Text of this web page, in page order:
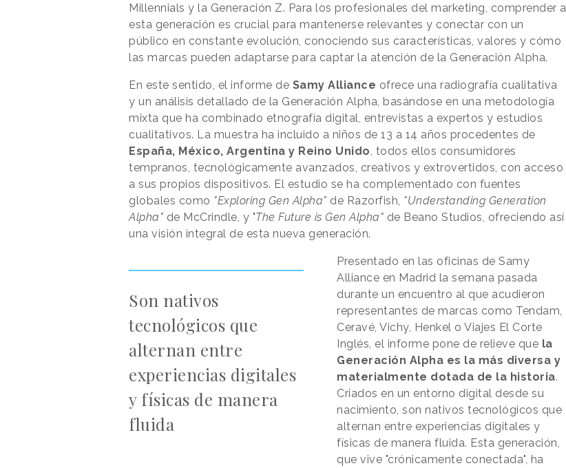
Millennials y la Generación Z. Para los profesionales del marketing, comprender a
esta generación es crucial para mantenerse relevantes y conectar con un
público en constante evolución, conociendo sus características, valores y cómo
las marcas pueden adaptarse para captar la atención de la Generación Alpha.
En este sentido, el informe de Samy Alliance ofrece una radiografía cualitativa
y un análisis detallado de la Generación Alpha, basándose en una metodología
mixta que ha combinado etnografía digital, entrevistas a expertos y estudios
cualitativos. La muestra ha incluido a niños de 13 a 14 años procedentes de
España, México, Argentina y Reino Unido , todos ellos consumidores
tempranos, tecnológicamente avanzados, creativos y extrovertidos, con acceso
a sus propios dispositivos. El estudio se ha complementado con fuentes
globales como "Exploring Gen Alpha" de Razorfish, "Understanding Generation
Alpha" de McCrindle, y "The Future is Gen Alpha" de Beano Studios, ofreciendo así
una visión integral de esta nueva generación.
Son nativos
tecnológicos que
alternan entre
experiencias digitales
y físicas de manera
fluida
Presentado en las oficinas de Samy
Alliance en Madrid la semana pasada
durante un encuentro al que acudieron
representantes de marcas como Tendam,
Ceravé, Vichy, Henkel o Viajes El Corte
Inglés, el informe pone de relieve que la
Generación Alpha es la más diversa y
materialmente dotada de la historia.
Criados en un entorno digital desde su
nacimiento, son nativos tecnológicos que
alternan entre experiencias digitales y
físicas de manera fluida. Esta generación,
que vive "crónicamente conectada", ha